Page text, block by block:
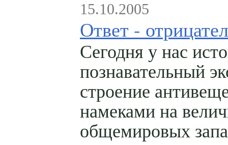
15.10.2005
Ответ -
Сегодня у нас
познавательный
строение
намеками на
общемировых